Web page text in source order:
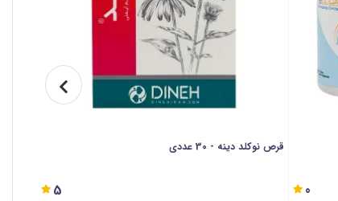
0
قرص نوکلد دینه - 30 عددی
5